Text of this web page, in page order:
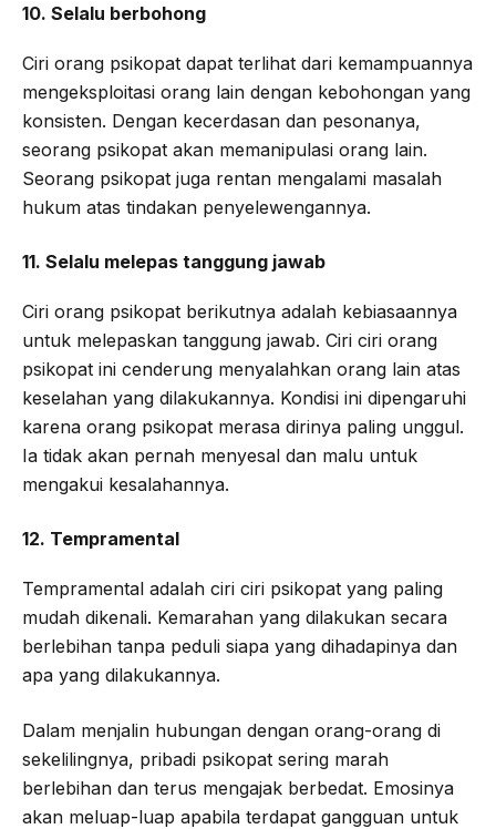
10. Selalu berbohong
Ciri orang psikopat dapat terlihat dari kemampuannya
mengeksploitasi orang lain dengan kebohongan yang
konsisten. Dengan kecerdasan dan pesonanya,
seorang psikopat akan memanipulasi orang lain.
Seorang psikopat juga rentan mengalami masalah
hukum atas tindakan penyelewengannya.
11. Selalu melepas tanggung jawab
Ciri orang psikopat berikutnya adalah kebiasaannya
untuk melepaskan tanggung jawab. Ciri ciri orang
psikopat ini cenderung menyalahkan orang lain atas
keselahan yang dilakukannya. Kondisi ini dipengaruhi
karena orang psikopat merasa dirinya paling unggul.
Ia tidak akan pernah menyesal dan malu untuk
mengakui kesalahannya.
12. Tempramental
Tempramental adalah ciri ciri psikopat yang paling
mudah dikenali. Kemarahan yang dilakukan secara
berlebihan tanpa peduli siapa yang dihadapinya dan
apa yang dilakukannya.
Dalam menjalin hubungan dengan orang-orang di
sekelilingnya, pribadi psikopat sering marah
berlebihan dan terus mengajak berbedat. Emosinya
akan meluap-luap apabila terdapat gangguan untuk